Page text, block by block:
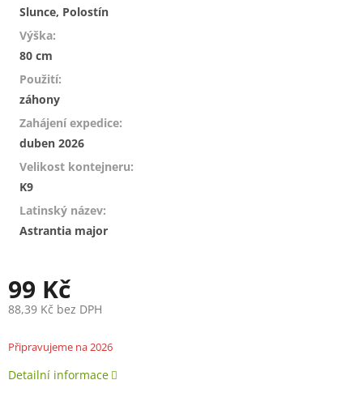
Slunce, Polostín
Výška:
80 cm
Použití:
záhony
Zahájení expedice:
duben 2026
Velikost kontejneru:
K9
Latinský název:
Astrantia major
99 Kč
88,39 Kč bez DPH
cena:
Připravujeme na 2026
Detailní informace